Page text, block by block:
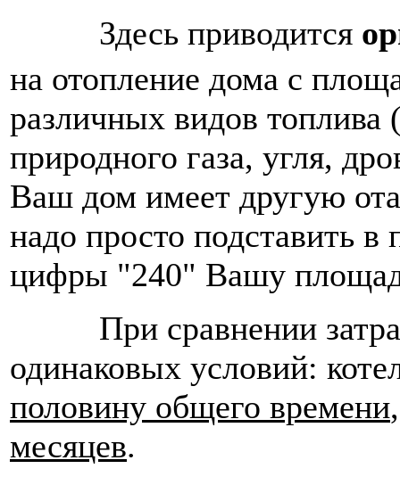
Здесь приводится
на отопление дома с
различных видов топлива
природного газа, угля,
Ваш дом имеет другую
надо просто подставить
цифры "240" Вашу
При сравнении затрат
одинаковых условий:
половину общего времени
месяцев.